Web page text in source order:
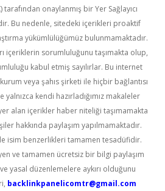
onaylanmış bir Yer Sağlayıcı
Bu nedenle, sitedeki içerikleri proaktif
yükümlülüğümüz bulunmamaktadır.
içeriklerin sorumluluğunu taşımakta olup,
kabul etmiş sayılırlar. Bu internet
veya şahıs şirketi ile hiçbir bağlantısı
kendi hazırladığımız makaleler
alan içerikler haber niteliği taşımamakta
hakkında paylaşım yapılmamaktadır.
isim benzerlikleri tamamen tesadüfidir.
ve tamamen ücretsiz bir bilgi paylaşım
yasal düzenlemelere aykırı olduğunu
backlinkpanelicomtr@gmail.com